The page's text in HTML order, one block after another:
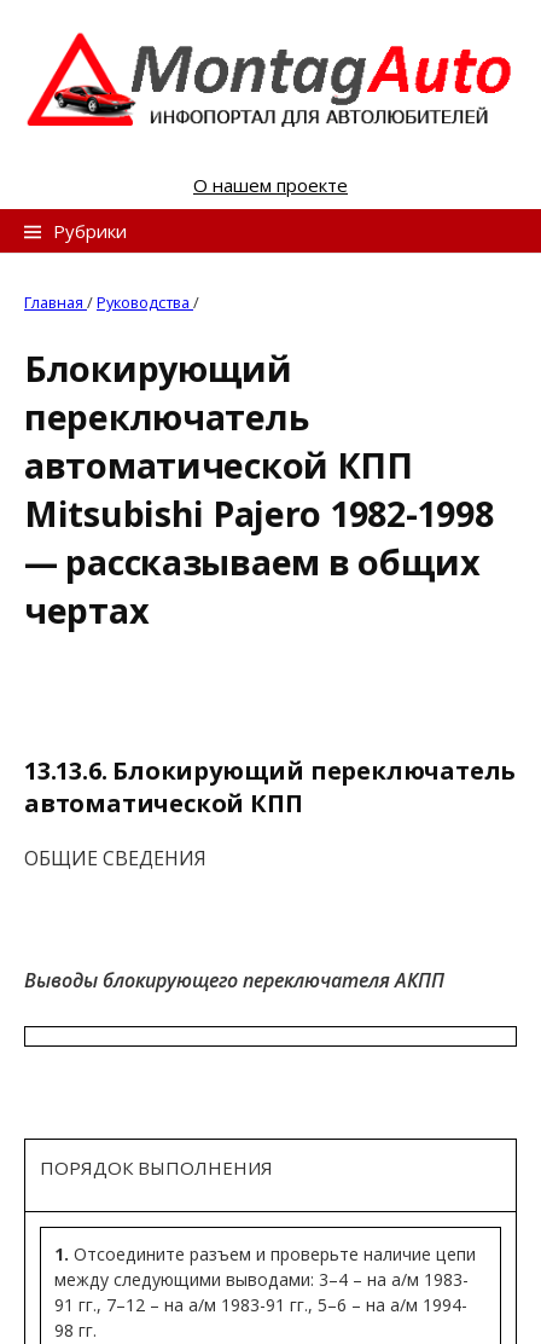
n
О нашем проекте
Рубрики
Главная /Руководства /
Блокирующий
переключатель
автоматической КПП
Mitsubishi Pajero 1982-1998
— рассказываем в общих
чертах
13.13.6. Блокирующий переключатель
автоматической КПП
ОБЩИЕ СВЕДЕНИЯ
Выводы блокирующего переключателя АКПП
ПОРЯДОК ВЫПОЛНЕНИЯ
1. Отсоедините разъем и проверьте наличие цепи
между следующими выводами: 3–4 – на а/м 1983-
91 гг., 7–12 – на а/м 1983-91 гг., 5–6 – на а/м 1994-
98 гг.